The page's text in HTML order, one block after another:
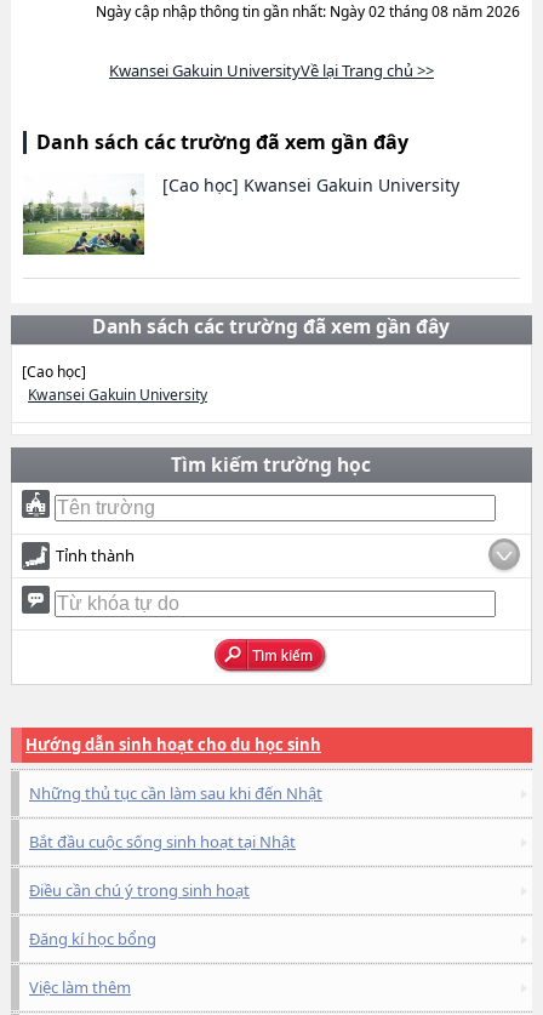
Ngày cập nhập thông tin gần nhất: Ngày 02 tháng 08 năm 2026
Kwansei Gakuin UniversityVề lại Trang chủ >>
Danh sách các trường đã xem gần đây
[Cao học] Kwansei Gakuin University
Danh sách các trường đã xem gần đây
[Cao học]
Kwansei Gakuin University
Tìm kiếm trường học
Tỉnh thành
Hướng dẫn sinh hoạt cho du học sinh
Những thủ tục cần làm sau khi đến Nhật
Bắt đầu cuộc sống sinh hoạt tại Nhật
Điều cần chú ý trong sinh hoạt
Đăng kí học bổng
Việc làm thêm